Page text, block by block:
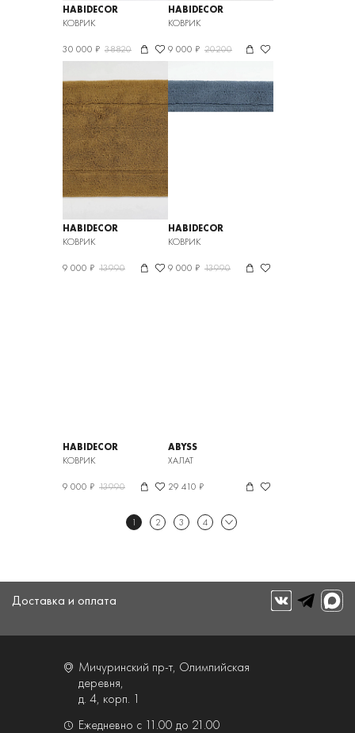
HABIDECOR
КОВРИК
30 000 ₽ 38820
HABIDECOR
КОВРИК
9 000 ₽ 20200
HABIDECOR
КОВРИК
9 000 ₽ 13990
HABIDECOR
КОВРИК
9 000 ₽ 13990
HABIDECOR
КОВРИК
9 000 ₽ 13990
ABYSS
ХАЛАТ
29 410 ₽
1 2 3 4
Доставка и оплата
Мичуринский пр-т, Олимпийская
деревня,
д. 4, корп. 1
Ежедневно с 11.00 до 21.00